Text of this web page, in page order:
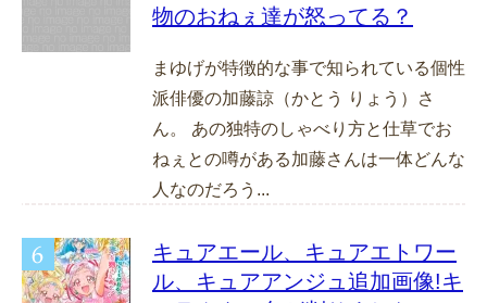
物のおねぇ達が怒ってる？
まゆげが特徴的な事で知られている個性
派俳優の加藤諒（かとう りょう）さ
ん。 あの独特のしゃべり方と仕草でお
ねぇとの噂がある加藤さんは一体どんな
人なのだろう...
キュアエール、キュアエトワー
ル、キュアアンジュ追加画像!キ